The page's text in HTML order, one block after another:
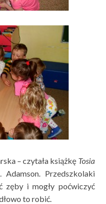
– czytała książkę Tosia
Przedszkolaki
zęby i mogły poćwiczyć
to robić.